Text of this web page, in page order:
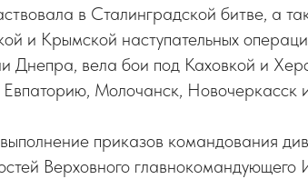
в Сталинградской битве, а
и Крымской наступательных
Днепра, вела бои под Каховкой и
Евпаторию, Молочанск, Новочеркасск
приказов командования
Верховного